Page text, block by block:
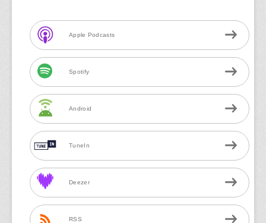
Apple Podcasts
Spotify
Android
TuneIn
Deezer
RSS